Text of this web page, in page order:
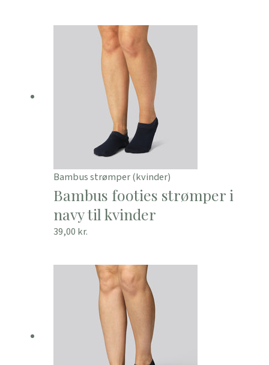
Bambus strømper (kvinder)
Bambus footies strømper i
navy til kvinder
39,00 kr.